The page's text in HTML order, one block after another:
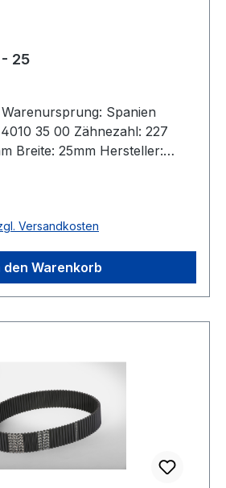
- 25
Spanien
35 00 Zähnezahl: 227
Breite: 25mm Hersteller:
Versandkosten
den Warenkorb